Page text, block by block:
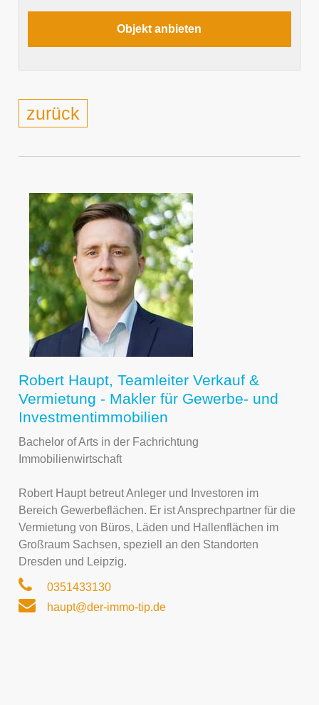
zurück
Robert Haupt, Teamleiter Verkauf &
Vermietung - Makler für Gewerbe- und
Investmentimmobilien
Bachelor of Arts in der Fachrichtung
Immobilienwirtschaft
Robert Haupt betreut Anleger und Investoren im
Bereich Gewerbeflächen. Er ist Ansprechpartner für die
Vermietung von Büros, Läden und Hallenflächen im
Großraum Sachsen, speziell an den Standorten
Dresden und Leipzig.
0351433130
haupt@der-immo-tip.de